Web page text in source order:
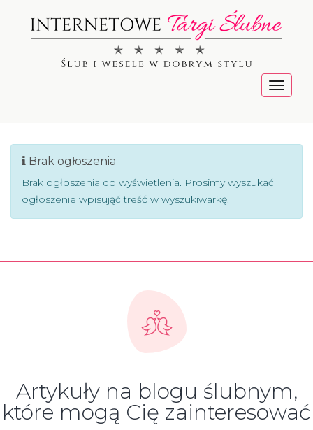
Menu
Brak ogłoszenia
Brak ogłoszenia do wyświetlenia. Prosimy wyszukać
ogłoszenie wpisująć treść w wyszukiwarkę.
Artykuły na blogu ślubnym,
które mogą Cię zainteresować